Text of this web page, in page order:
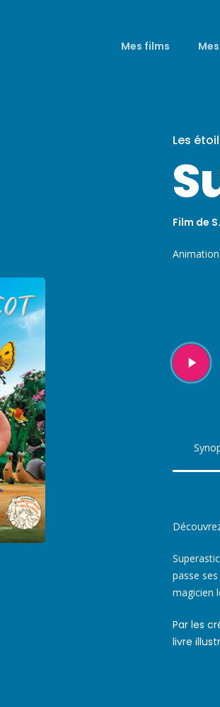
Mes films
Les
Film de
Play
Video
passe
magicien
Par les
livre